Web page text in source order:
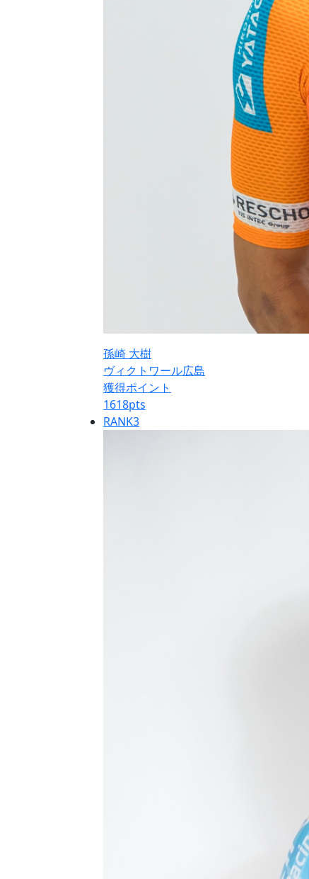
孫崎 大樹
ヴィクトワール広島
獲得ポイント
1618pts
RANK3